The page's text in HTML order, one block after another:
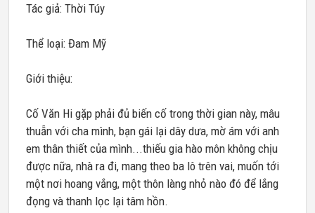
Tác giả: Thời Túy
Thể loại: Đam Mỹ
Giới thiệu:
Cố Văn Hi gặp phải đủ biến cố trong thời gian này, mâu
thuẫn với cha mình, bạn gái lại dây dưa, mờ ám với anh
em thân thiết của mình...thiếu gia hào môn không chịu
được nữa, nhà ra đi, mang theo ba lô trên vai, muốn tới
một nơi hoang vắng, một thôn làng nhỏ nào đó để lắng
đọng và thanh lọc lại tâm hồn.